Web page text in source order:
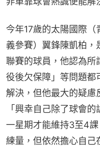
今年17歲的太陽國際
義參賽）翼鋒陳凱柏，
聯賽的球員，他認為所
役後欠保障」等問題都
解決，但他最大的疑慮
「興幸自己除了球會
一星期才能維持3至4
練量，但依然擔心自己